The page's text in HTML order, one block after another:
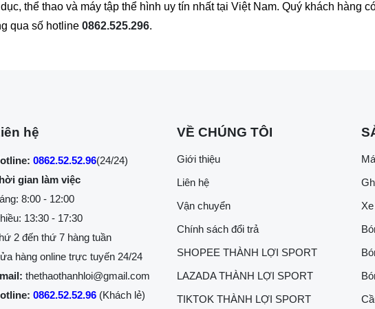
thể thao và máy tập thể hình uy tín nhất tại Việt Nam. Quý khách hàng
qua số hotline 0862.525.296.
hệ
0862.52.52.96(24/24)
gian làm việc
8:00 - 12:00
13:30 - 17:30
2 đến thứ 7 hàng tuần
hàng online trực tuyến 24/24
thethaothanhloi@gmail.com
0862.52.52.96 (Khách lẻ)
VỀ CHÚNG TÔI
Giới thiệu
Liên hệ
Vận chuyển
Chính sách đổi trả
SHOPEE THÀNH LỢI SPORT
LAZADA THÀNH LỢI SPORT
TIKTOK THÀNH LỢI SPORT